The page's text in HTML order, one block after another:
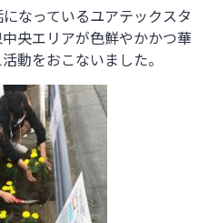
なっているユアテックスタ
央エリアが色鮮やかかつ華
動をおこないました。